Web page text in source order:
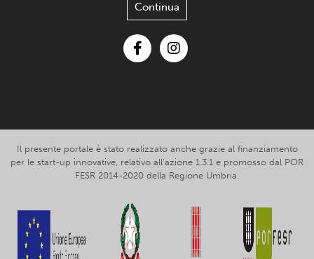
Continua
Il presente portale è stato realizzato anche grazie al finanziamento
per le start-up innovative, relativo all’azione 1.3.1 e promosso dal POR
FESR 2014-2020 della Regione Umbria.